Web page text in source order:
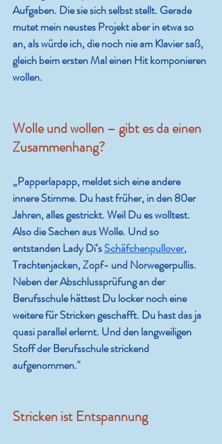
Aufgaben. Die sie sich selbst stellt. Gerade
mutet mein neustes Projekt aber in etwa so
an, als würde ich, die noch nie am Klavier saß,
gleich beim ersten Mal einen Hit komponieren
wollen.
Wolle und wollen – gibt es da einen
Zusammenhang?
„Papperlapapp, meldet sich eine andere
innere Stimme. Du hast früher, in den 80er
Jahren, alles gestrickt. Weil Du es wolltest.
Also die Sachen aus Wolle. Und so
entstanden Lady Di‘s Schäfchenpullover,
Trachtenjacken, Zopf- und Norwegerpullis.
Neben der Abschlussprüfung an der
Berufsschule hättest Du locker noch eine
weitere für Stricken geschafft. Du hast das ja
quasi parallel erlernt. Und den langweiligen
Stoff der Berufsschule strickend
aufgenommen."
Stricken ist Entspannung